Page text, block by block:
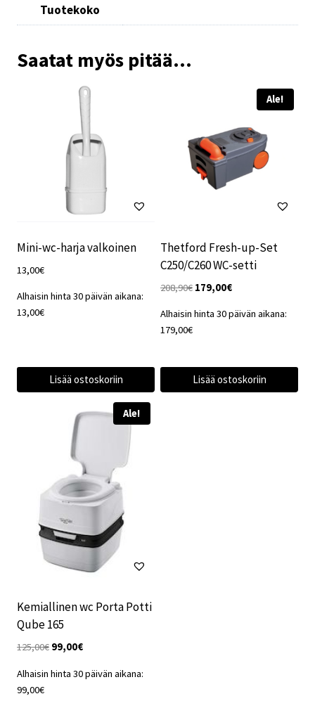
Tuotekoko
Saatat myös pitää...
Mini-wc-harja valkoinen
13,00€
Alhaisin hinta 30 päivän aikana:
13,00€
Lisää ostoskoriin
Ale!
Thetford Fresh-up-Set
C250/C260 WC-setti
208,90€ Alkuperäinen
oli:
179,00€Nykyinen
on:
Alhaisin hinta 30 päivän aikana:
179,00€
Lisää ostoskoriin
Ale!
Kemiallinen wc Porta Potti
Qube 165
125,00€ Alkuperäinen
oli:
99,00€Nykyinen
on:
Alhaisin hinta 30 päivän aikana:
99,00€